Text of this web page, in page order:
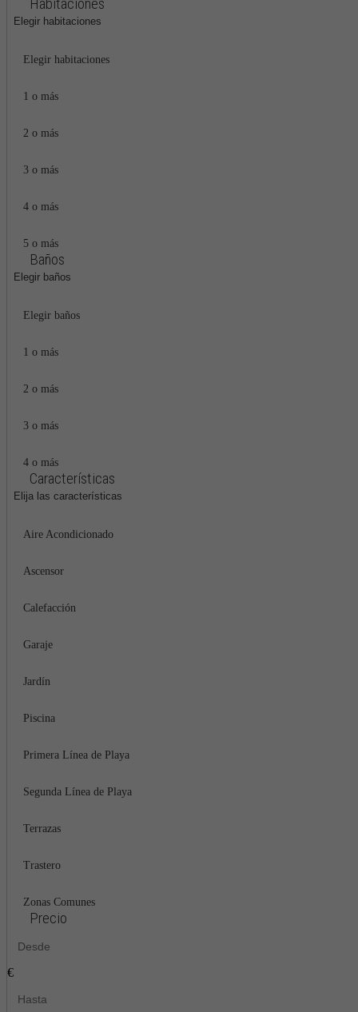
Elegir habitaciones
Elegir habitaciones
1 o más
2 o más
3 o más
4 o más
5 o más
Baños
Elegir baños
Elegir baños
1 o más
2 o más
3 o más
4 o más
Características
Elija las características
Aire Acondicionado
Ascensor
Calefacción
Garaje
Jardín
Piscina
Primera Línea de Playa
Segunda Línea de Playa
Terrazas
Trastero
Zonas Comunes
Precio
€